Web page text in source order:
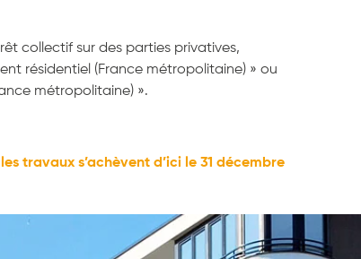
collectif sur des parties privatives,
résidentiel (France métropolitaine) » ou
métropolitaine) ».
travaux s’achèvent d’ici le 31 décembre